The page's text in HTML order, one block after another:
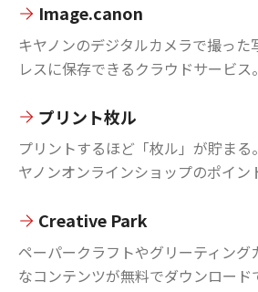
Image.canon
キヤノンのデジタルカメラで撮った
レスに保存できるクラウドサービス。
プリント枚ル
プリントするほど「枚ル」が貯まる
ヤノンオンラインショップのポイン
Creative Park
ペーパークラフトやグリーティング
なコンテンツが無料でダウンロード